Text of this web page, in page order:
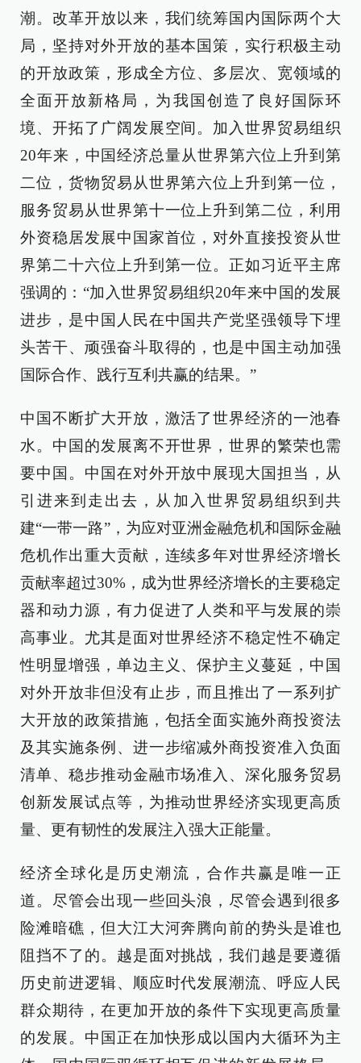
潮。改革开放以来，我们统筹国内国际两个大
局，坚持对外开放的基本国策，实行积极主动
的开放政策，形成全方位、多层次、宽领域的
全面开放新格局，为我国创造了良好国际环
境、开拓了广阔发展空间。加入世界贸易组织
20年来，中国经济总量从世界第六位上升到第
二位，货物贸易从世界第六位上升到第一位，
服务贸易从世界第十一位上升到第二位，利用
外资稳居发展中国家首位，对外直接投资从世
界第二十六位上升到第一位。正如习近平主席
强调的：“加入世界贸易组织20年来中国的发展
进步，是中国人民在中国共产党坚强领导下埋
头苦干、顽强奋斗取得的，也是中国主动加强
国际合作、践行互利共赢的结果。”
中国不断扩大开放，激活了世界经济的一池春
水。中国的发展离不开世界，世界的繁荣也需
要中国。中国在对外开放中展现大国担当，从
引进来到走出去，从加入世界贸易组织到共
建“一带一路”，为应对亚洲金融危机和国际金融
危机作出重大贡献，连续多年对世界经济增长
贡献率超过30%，成为世界经济增长的主要稳定
器和动力源，有力促进了人类和平与发展的崇
高事业。尤其是面对世界经济不稳定性不确定
性明显增强，单边主义、保护主义蔓延，中国
对外开放非但没有止步，而且推出了一系列扩
大开放的政策措施，包括全面实施外商投资法
及其实施条例、进一步缩减外商投资准入负面
清单、稳步推动金融市场准入、深化服务贸易
创新发展试点等，为推动世界经济实现更高质
量、更有韧性的发展注入强大正能量。
经济全球化是历史潮流，合作共赢是唯一正
道。尽管会出现一些回头浪，尽管会遇到很多
险滩暗礁，但大江大河奔腾向前的势头是谁也
阻挡不了的。越是面对挑战，我们越是要遵循
历史前进逻辑、顺应时代发展潮流、呼应人民
群众期待，在更加开放的条件下实现更高质量
的发展。中国正在加快形成以国内大循环为主